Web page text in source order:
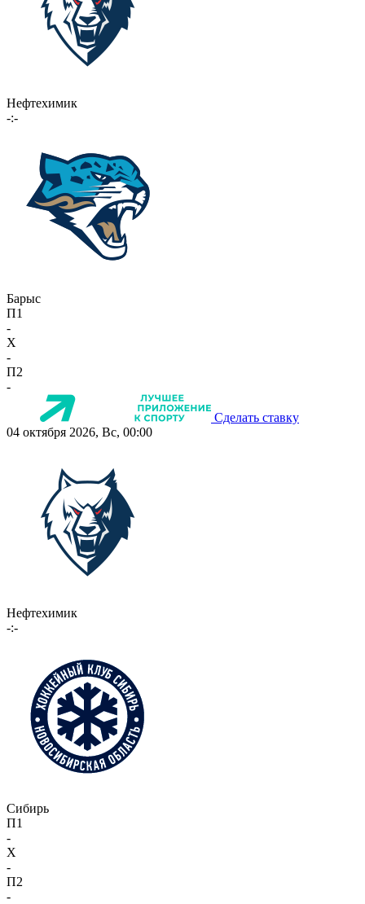
Нефтехимик
-:-
Барыс
П1
-
X
-
П2
-
Сделать ставку
04 октября 2026, Вс, 00:00
Нефтехимик
-:-
Сибирь
П1
-
X
-
П2
-